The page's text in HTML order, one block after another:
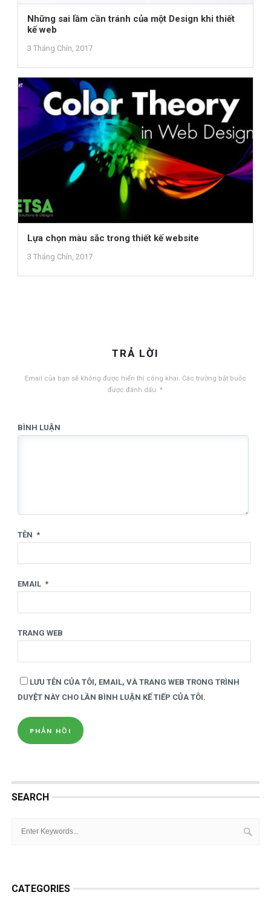
Những sai lầm cần tránh của một Design khi thiết
kế web
3 Tháng Chín, 2017
Lựa chọn màu sắc trong thiết kế website
3 Tháng Chín, 2017
TRẢ LỜI
Email của bạn sẽ không được hiển thị công khai. Các trường bắt buộc
được đánh dấu *
BÌNH LUẬN
TÊN *
EMAIL *
TRANG WEB
LƯU TÊN CỦA TÔI, EMAIL, VÀ TRANG WEB TRONG TRÌNH
DUYỆT NÀY CHO LẦN BÌNH LUẬN KẾ TIẾP CỦA TÔI.
SEARCH
CATEGORIES